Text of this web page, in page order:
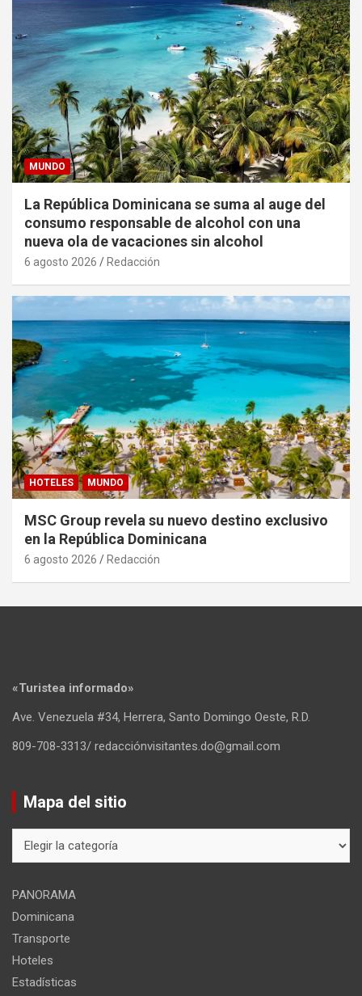
MUNDO
La República Dominicana se suma al auge del
consumo responsable de alcohol con una
nueva ola de vacaciones sin alcohol
6 agosto 2026 Redacción
HOTELES MUNDO
MSC Group revela su nuevo destino exclusivo
en la República Dominicana
6 agosto 2026 Redacción
«Turistea informado»
Ave. Venezuela #34, Herrera, Santo Domingo Oeste, R.D.
809-708-3313/ redacciónvisitantes.do@gmail.com
Mapa del sitio
del
PANORAMA
Dominicana
Transporte
Hoteles
Estadísticas